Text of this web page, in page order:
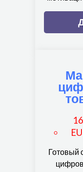
Готовый